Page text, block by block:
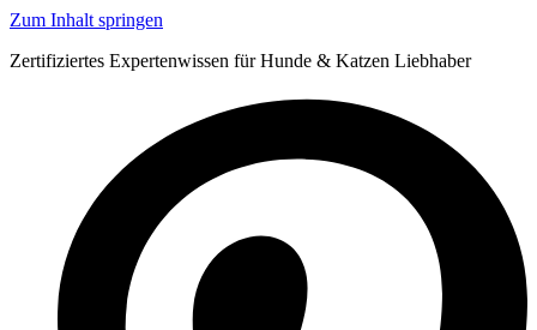
Zum Inhalt springen
Zertifiziertes Expertenwissen für Hunde & Katzen Liebhaber